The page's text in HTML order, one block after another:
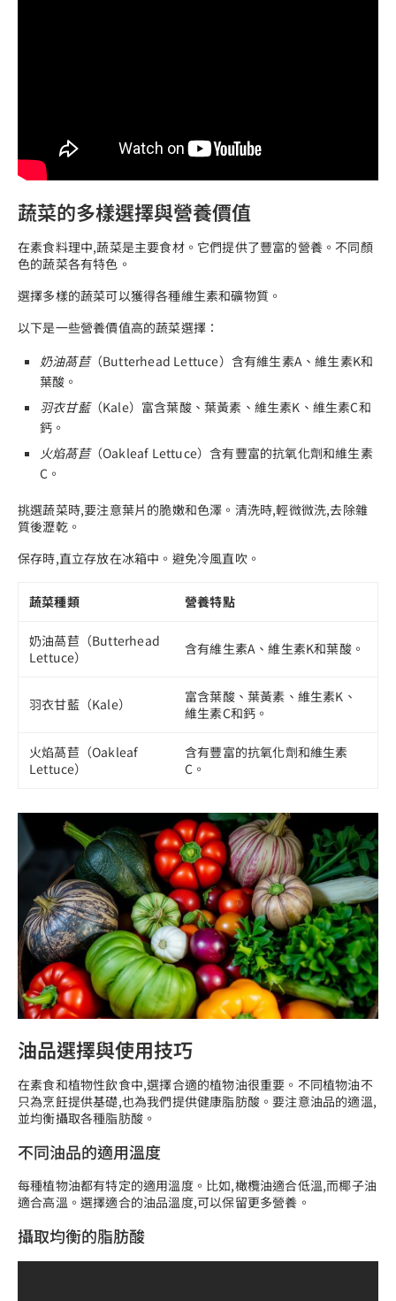
蔬菜的多樣選擇與營養價值
在素食料理中,蔬菜是主要食材。它們提供了豐富的營養。不同顏
色的蔬菜各有特色。
選擇多樣的蔬菜可以獲得各種維生素和礦物質。
以下是一些營養價值高的蔬菜選擇：
奶油萵苣（Butterhead Lettuce）含有維生素A、維生素K和
葉酸。
羽衣甘藍（Kale）富含葉酸、葉黃素、維生素K、維生素C和
鈣。
火焰萵苣（Oakleaf Lettuce）含有豐富的抗氧化劑和維生素
C。
挑選蔬菜時,要注意葉片的脆嫩和色澤。清洗時,輕微微洗,去除雜
質後瀝乾。
保存時,直立存放在冰箱中。避免冷風直吹。
蔬菜種類 營養特點
奶油萵苣（Butterhead
Lettuce）
含有維生素A、維生素K和葉酸。
羽衣甘藍（Kale）
富含葉酸、葉黃素、維生素K、
維生素C和鈣。
火焰萵苣（Oakleaf
Lettuce）
含有豐富的抗氧化劑和維生素
C。
油品選擇與使用技巧
在素食和植物性飲食中,選擇合適的植物油很重要。不同植物油不
只為烹飪提供基礎,也為我們提供健康脂肪酸。要注意油品的適溫,
並均衡攝取各種脂肪酸。
不同油品的適用溫度
每種植物油都有特定的適用溫度。比如,橄欖油適合低溫,而椰子油
適合高溫。選擇適合的油品溫度,可以保留更多營養。
攝取均衡的脂肪酸